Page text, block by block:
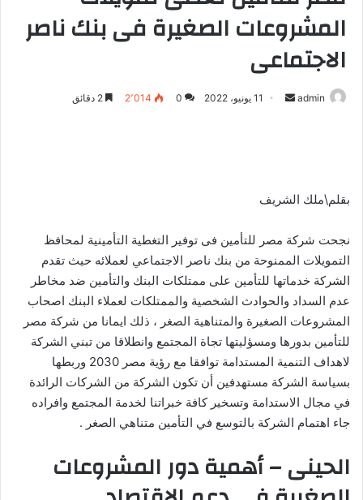
المشروعات الصغيرة فى بنك ناصر
الاجتماعى
admin
ك
و
ن
ي
ا
11 يونيو، 2022 0 2٬014
بقلم\ملك الشريف
نجحت شركة مصر للتأمين فى توفير التغطية التأمينية لمحافظ
التمويلات الممنوحة من بنك ناصر الاجتماعي لعملائه حيث تقدم
الشركة خدماتها للتأمين على ممتلكات البنك والتأمين ضد مخاطر
عدم السداد والحوادث الشخصية والممتلكات لعملاء البنك اصحاب
المشروعات الصغيرة والمتناهية الصغر ، ذلك ايمانا من شركة مصر
للتأمين بدورها ومسؤليتها تجاة المجتمع وانطلاقا من تبني الشركة
لاهداف التنمية المستدامة توافقا مع رؤية مصر 2030 وربطها
بسياسة الشركة مستهدفين أن تكون الشركة من الشركات الرائدة
في مجال الاستدامة وتسخير كافة خبراتنا لخدمة المجتمع وافراده
جاء اهتمام الشركة بالتوسع في التأمين متناهي الصغر .
الحينى – أهمية دور المشروعات